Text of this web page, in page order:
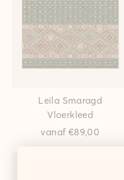
Leila Smaragd
Vloerkleed
vanaf €89,00